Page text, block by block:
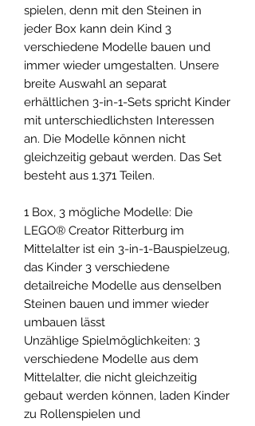
spielen, denn mit den Steinen in
jeder Box kann dein Kind 3
verschiedene Modelle bauen und
immer wieder umgestalten. Unsere
breite Auswahl an separat
erhältlichen 3-in-1-Sets spricht Kinder
mit unterschiedlichsten Interessen
an. Die Modelle können nicht
gleichzeitig gebaut werden. Das Set
besteht aus 1.371 Teilen.
1 Box, 3 mögliche Modelle: Die
LEGO® Creator Ritterburg im
Mittelalter ist ein 3-in-1-Bauspielzeug,
das Kinder 3 verschiedene
detailreiche Modelle aus denselben
Steinen bauen und immer wieder
umbauen lässt
Unzählige Spielmöglichkeiten: 3
verschiedene Modelle aus dem
Mittelalter, die nicht gleichzeitig
gebaut werden können, laden Kinder
zu Rollenspielen und